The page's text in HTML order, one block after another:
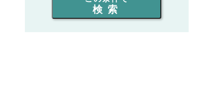
同時通話人数を選ぶ
検索